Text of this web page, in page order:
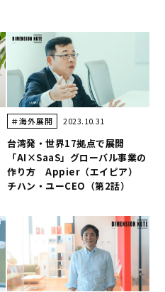
＃海外展開 2023.10.31
台湾発・世界17拠点で展開
「AI×SaaS」グローバル事業の
作り方 Appier（エイピア）
チハン・ユーCEO（第2話）